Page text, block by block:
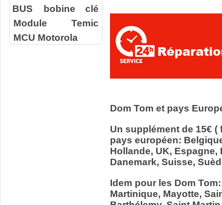
BUS
bobine clé
Module Temic
MCU Motorola
Dom Tom et pays
Un supplément de 15€
pays européen:
Hollande, UK,
Danemark, Suisse,
Idem pour les Dom
Martinique, Mayotte,